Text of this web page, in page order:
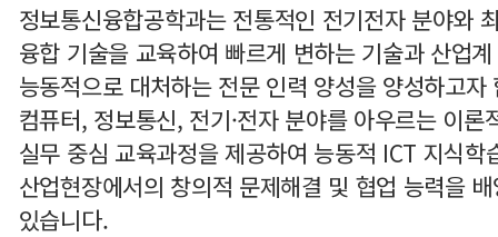
정보통신융합공학과는 전통적인 전기전자 분야와
융합 기술을 교육하여 빠르게 변하는 기술과 산업
능동적으로 대처하는 전문 인력 양성을 양성하고자
컴퓨터, 정보통신, 전기·전자 분야를 아우르는 이론
실무 중심 교육과정을 제공하여 능동적 ICT 지식학
산업현장에서의 창의적 문제해결 및 협업 능력을
있습니다.